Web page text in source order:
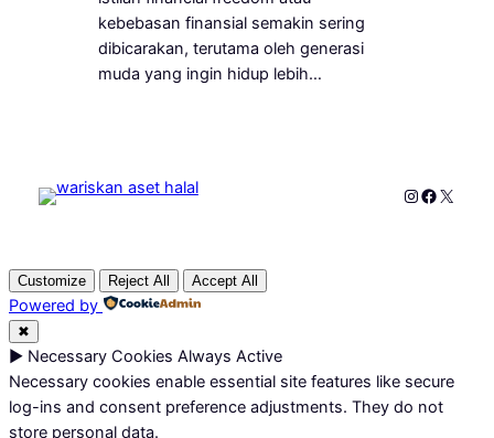
kebebasan finansial semakin sering
dibicarakan, terutama oleh generasi
muda yang ingin hidup lebih…
Instagram
X
Customize Reject All Accept All
Powered by
✖
► Necessary Cookies Always Active
Necessary cookies enable essential site features like secure
log-ins and consent preference adjustments. They do not
store personal data.